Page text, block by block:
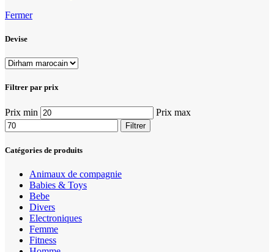
Fermer
Devise
Filtrer par prix
Prix min Prix max
Filtrer
Catégories de produits
Animaux de compagnie
Babies & Toys
Bebe
Divers
Electroniques
Femme
Fitness